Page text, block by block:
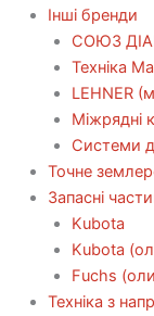
Інші бренди
СОЮЗ
Техніка
LEHNER
Міжрядні
Системи
Точне
Запасні
Kubota
Kubota
Fuchs
Техніка з